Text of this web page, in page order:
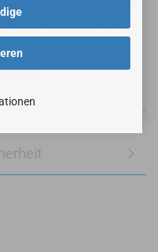
Qualität. Alle
sind Eigentum der
der
der
Artikel.